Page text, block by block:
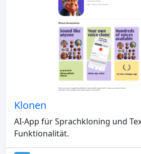
Klonen
AI-App für Sprachkloning und
Funktionalität.